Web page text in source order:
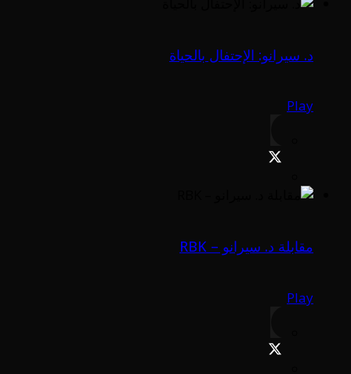
د. سيرانو: الإحتفال بالحياة
Play
مقابلة د. سيرانو – RBK
Play